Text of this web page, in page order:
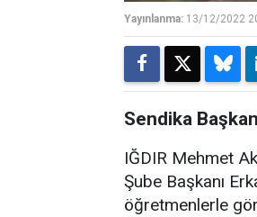
Yayınlanma: 13/12/2022
Sendika
IĞDIR Mehmet
Şube Başkanı
öğretmenlerle